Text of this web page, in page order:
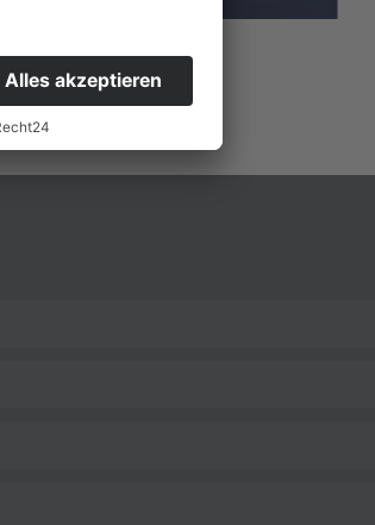
„Rennpferd“